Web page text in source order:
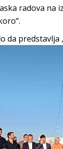
radova na
da